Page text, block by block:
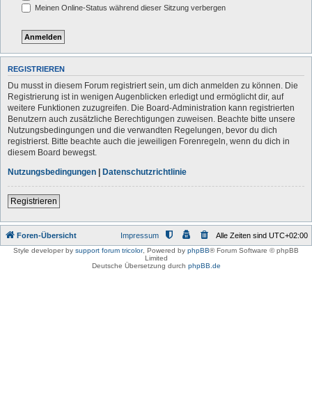
Meinen Online-Status während dieser Sitzung verbergen
REGISTRIEREN
Du musst in diesem Forum registriert sein, um dich anmelden zu können. Die
Registrierung ist in wenigen Augenblicken erledigt und ermöglicht dir, auf
weitere Funktionen zuzugreifen. Die Board-Administration kann registrierten
Benutzern auch zusätzliche Berechtigungen zuweisen. Beachte bitte unsere
Nutzungsbedingungen und die verwandten Regelungen, bevor du dich
registrierst. Bitte beachte auch die jeweiligen Forenregeln, wenn du dich in
diesem Board bewegst.
Nutzungsbedingungen | Datenschutzrichtlinie
Registrieren
Foren-Übersicht Alle Zeiten sind UTC+02:00
Impressum
Style developer by support forum tricolor, Powered by phpBB® Forum Software © phpBB
Limited
Deutsche Übersetzung durch phpBB.de